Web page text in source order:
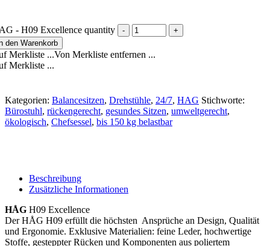
- H09 Excellence quantity
den Warenkorb
Merkliste ...Von Merkliste entfernen ...
Merkliste ...
Kategorien: Balancesitzen, Drehstühle, 24/7, HAG Stichworte:
Bürostuhl, rückengerecht, gesundes Sitzen, umweltgerecht,
ökologisch, Chefsessel, bis 150 kg belastbar
Beschreibung
Zusätzliche Informationen
HÅG H09 Excellence
Der HÅG H09 erfüllt die höchsten Ansprüche an Design, Qualität
und Ergonomie. Exklusive Materialien: feine Leder, hochwertige
Stoffe, gesteppter Rücken und Komponenten aus poliertem